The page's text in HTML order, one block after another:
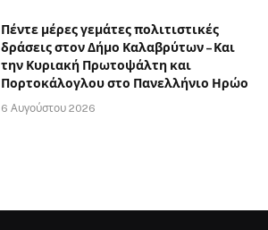
Πέντε μέρες γεμάτες πολιτιστικές
δράσεις στον Δήμο Καλαβρύτων – Και
την Κυριακή Πρωτοψάλτη και
Πορτοκάλογλου στο Πανελλήνιο Ηρώο
6 Αυγούστου 2026